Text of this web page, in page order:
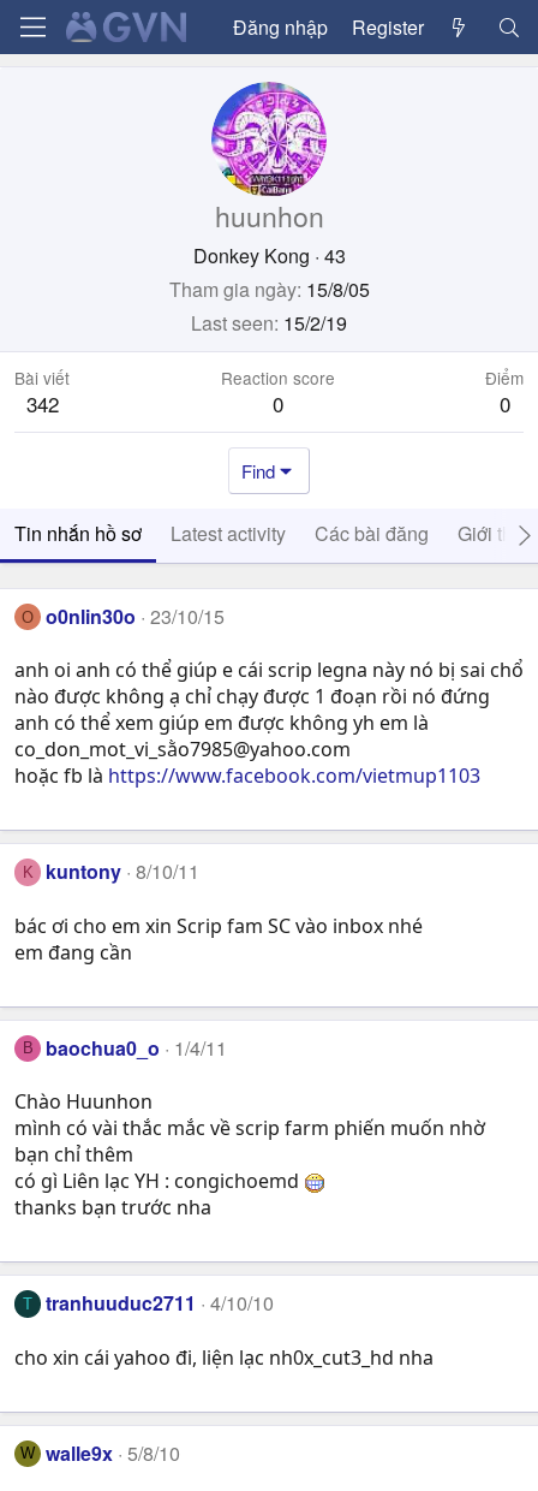
Đăng nhập Register
huunhon
Donkey Kong · 43
Tham gia ngày 15/8/05
Last seen 15/2/19
Bài viết
342
Reaction score
0
Điểm
0
Find
Tin nhắn hồ sơ Latest activity Các bài đăng Giới thiệu
O o0nlin30o 23/10/15
anh oi anh có thể giúp e cái scrip legna này nó bị sai chổ
nào được không ạ chỉ chạy được 1 đoạn rồi nó đứng
anh có thể xem giúp em được không yh em là
co_don_mot_vi_sằo7985@yahoo.com
hoặc fb là https://www.facebook.com/vietmup1103
K kuntony 8/10/11
bác ơi cho em xin Scrip fam SC vào inbox nhé
em đang cần
B baochua0_o 1/4/11
Chào Huunhon
mình có vài thắc mắc về scrip farm phiến muốn nhờ
bạn chỉ thêm
có gì Liên lạc YH : congichoemd
thanks bạn trước nha
T tranhuuduc2711 4/10/10
cho xin cái yahoo đi, liện lạc nh0x_cut3_hd nha
W walle9x 5/8/10